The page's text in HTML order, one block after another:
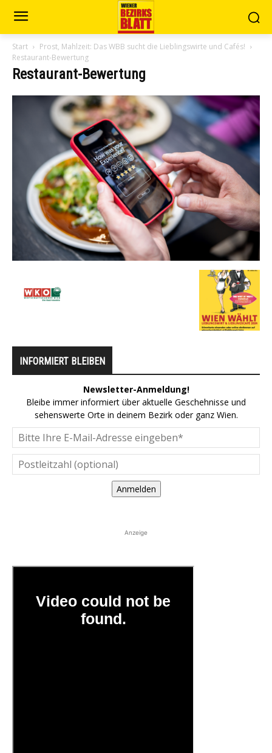
Start
Prost, Mahlzeit: Das WBB sucht die Lieblingswirte und Cafés!
Restaurant-Bewertung
Restaurant-Bewertung
INFORMIERT BLEIBEN
Newsletter-Anmeldung!
Bleibe immer informiert über aktuelle Geschehnisse und
sehenswerte Orte in deinem Bezirk oder ganz Wien.
Anmelden
Anzeige